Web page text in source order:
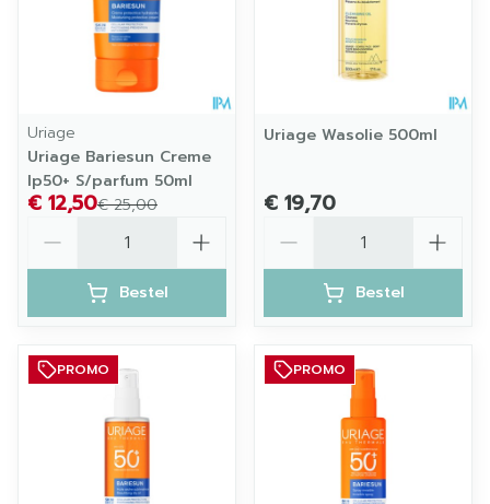
Uriage
Uriage Bariesun Creme
Ip50+ S/parfum 50ml
€ 25,00
€ 12,50
Bestel
Uriage Wasolie 500ml
€ 19,70
Bestel
PROMO PROMO